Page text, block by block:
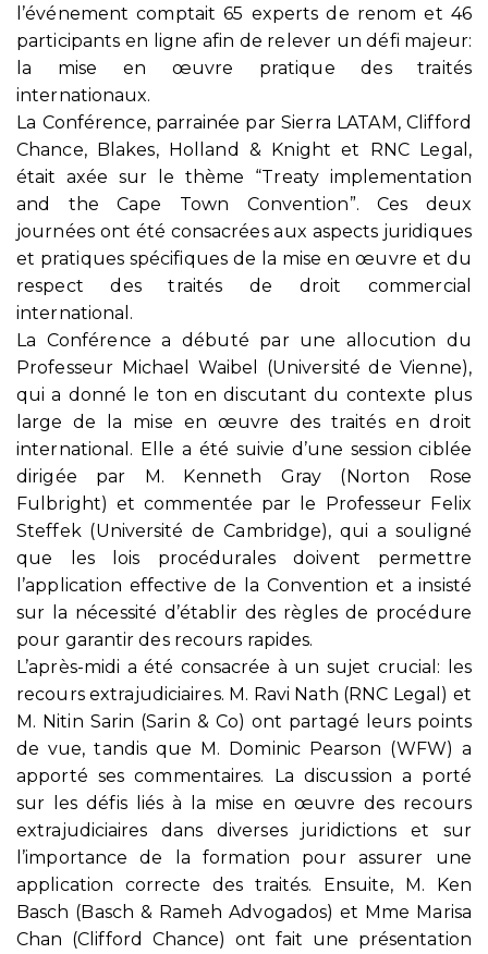
l’événement comptait 65 experts de renom et 46
participants en ligne afin de relever un défi majeur:
la mise en œuvre pratique des traités
internationaux.
La Conférence, parrainée par Sierra LATAM, Clifford
Chance, Blakes, Holland & Knight et RNC Legal,
était axée sur le thème “Treaty implementation
and the Cape Town Convention”. Ces deux
journées ont été consacrées aux aspects juridiques
et pratiques spécifiques de la mise en œuvre et du
respect des traités de droit commercial
international.
La Conférence a débuté par une allocution du
Professeur Michael Waibel (Université de Vienne),
qui a donné le ton en discutant du contexte plus
large de la mise en œuvre des traités en droit
international. Elle a été suivie d’une session ciblée
dirigée par M. Kenneth Gray (Norton Rose
Fulbright) et commentée par le Professeur Felix
Steffek (Université de Cambridge), qui a souligné
que les lois procédurales doivent permettre
l’application effective de la Convention et a insisté
sur la nécessité d’établir des règles de procédure
pour garantir des recours rapides.
L’après-midi a été consacrée à un sujet crucial: les
recours extrajudiciaires. M. Ravi Nath (RNC Legal) et
M. Nitin Sarin (Sarin & Co) ont partagé leurs points
de vue, tandis que M. Dominic Pearson (WFW) a
apporté ses commentaires. La discussion a porté
sur les défis liés à la mise en œuvre des recours
extrajudiciaires dans diverses juridictions et sur
l’importance de la formation pour assurer une
application correcte des traités. Ensuite, M. Ken
Basch (Basch & Rameh Advogados) et Mme Marisa
Chan (Clifford Chance) ont fait une présentation